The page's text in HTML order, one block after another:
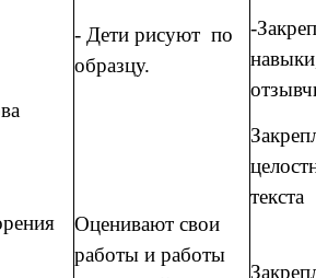
- Дети рисуют по
образцу.
Оценивают свои
работы и работы
-
текста